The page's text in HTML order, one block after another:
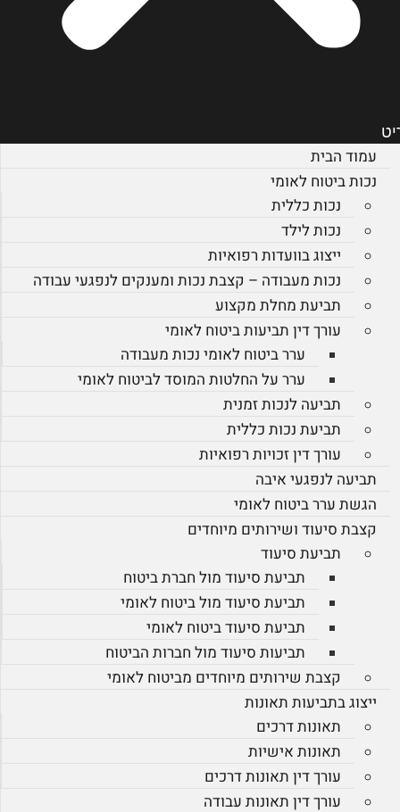
עמוד הבית
נכות ביטוח לאומי
נכות כללית
נכות לילד
ייצוג בוועדות רפואיות
נכות מעבודה – קצבת נכות ומענקים לנפגעי עבודה
תביעת מחלת מקצוע
עורך דין תביעות ביטוח לאומי
ערר ביטוח לאומי נכות מעבודה
ערר על החלטות המוסד לביטוח לאומי
תביעה לנכות זמנית
תביעת נכות כללית
עורך דין זכויות רפואיות
תביעה לנפגעי איבה
הגשת ערר ביטוח לאומי
קצבת סיעוד ושירותים מיוחדים
תביעת סיעוד
תביעת סיעוד מול חברת ביטוח
תביעת סיעוד מול ביטוח לאומי
תביעת סיעוד ביטוח לאומי
תביעות סיעוד מול חברות הביטוח
קצבת שירותים מיוחדים מביטוח לאומי
ייצוג בתביעות תאונות
תאונות דרכים
תאונות אישיות
עורך דין תאונות דרכים
עורך דין תאונות עבודה